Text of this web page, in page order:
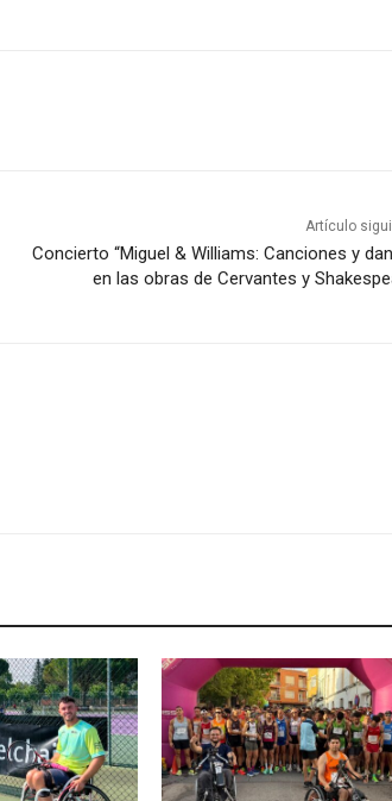
Artículo
Concierto “Miguel & Williams: Canciones y
en las obras de Cervantes y